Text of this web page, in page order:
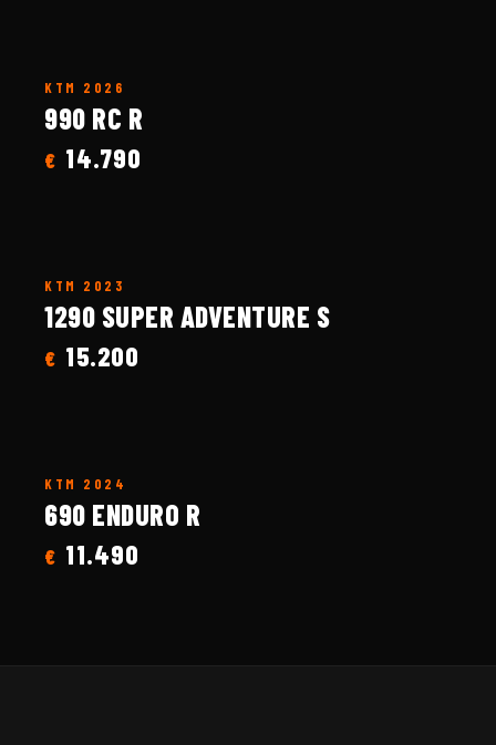
KTM 2026
990 RC R
€ 14.790
KTM 2023
1290 SUPER ADVENTURE S
€ 15.200
KTM 2024
690 ENDURO R
€ 11.490